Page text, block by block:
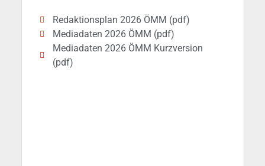
Redaktionsplan 2026 ÖMM (pdf)
Mediadaten 2026 ÖMM (pdf)
Mediadaten 2026 ÖMM Kurzversion
(pdf)